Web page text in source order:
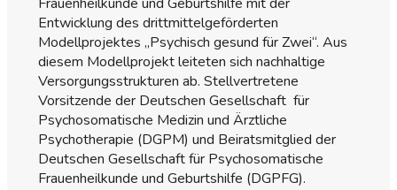
Entwicklung des drittmittelgeförderten
Modellprojektes „Psychisch gesund für Zwei“. Aus
diesem Modellprojekt leiteten sich nachhaltige
Versorgungsstrukturen ab. Stellvertretene
Vorsitzende der Deutschen Gesellschaft für
Psychosomatische Medizin und Ärztliche
Psychotherapie (DGPM) und Beiratsmitglied der
Deutschen Gesellschaft für Psychosomatische
Frauenheilkunde und Geburtshilfe (DGPFG).